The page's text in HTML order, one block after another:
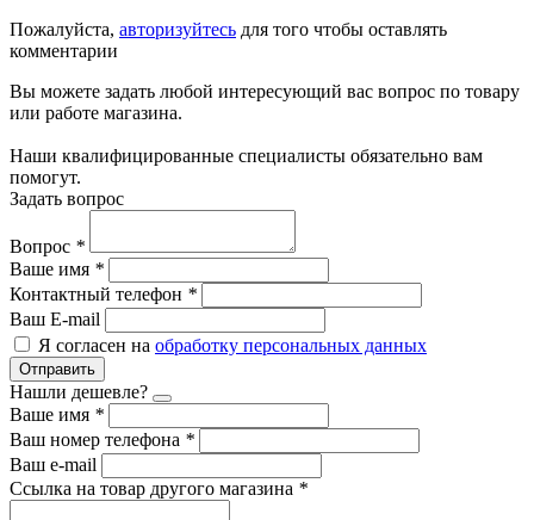
Пожалуйста, авторизуйтесь для того чтобы оставлять
комментарии
Вы можете задать любой интересующий вас вопрос по товару
или работе магазина.
Наши квалифицированные специалисты обязательно вам
помогут.
Задать вопрос
Вопрос *
Ваше имя *
Контактный телефон *
Ваш E-mail
Я согласен на обработку персональных данных
Отправить
Нашли дешевле?
Ваше имя *
Ваш номер телефона *
Ваш e-mail
Ссылка на товар другого магазина *